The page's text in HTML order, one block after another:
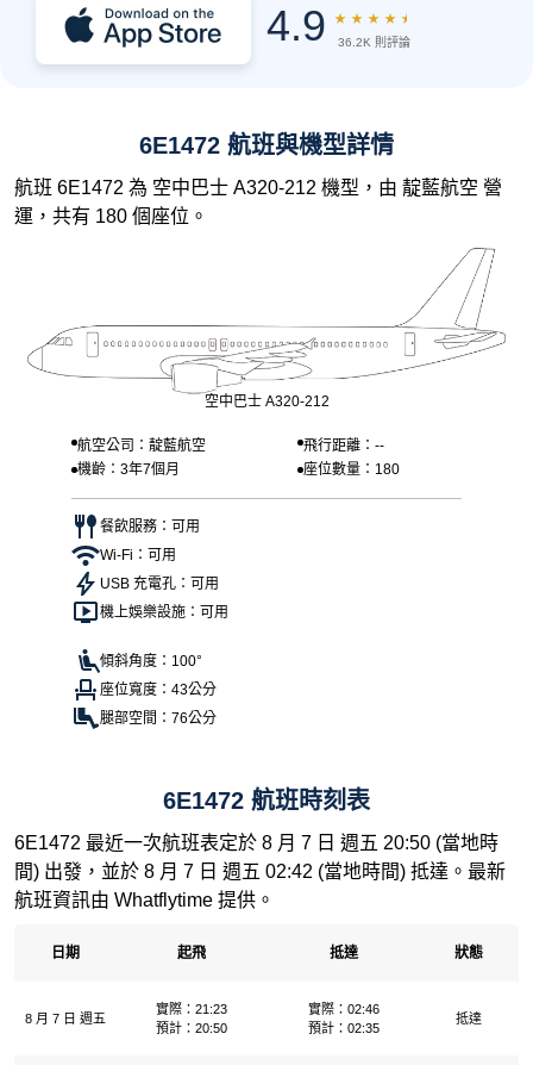
4.9 ★ ★ ★ ★ ★
36.2K 則評論
6E1472 航班與機型詳情
航班 6E1472 為 空中巴士 A320-212 機型，由 靛藍航空 營
運，共有 180 個座位。
空中巴士 A320-212
航空公司：靛藍航空
飛行距離：--
機齡：3年7個月
座位數量：180
餐飲服務：可用
Wi-Fi：可用
USB 充電孔：可用
機上娛樂設施：可用
傾斜角度：100°
座位寬度：43公分
腿部空間：76公分
6E1472 航班時刻表
6E1472 最近一次航班表定於 8 月 7 日 週五 20:50 (當地時
間) 出發，並於 8 月 7 日 週五 02:42 (當地時間) 抵達。最新
航班資訊由 Whatflytime 提供。
日期 起飛 抵達 狀態
8 月 7 日 週五
實際：21:23
預計：20:50
實際：02:46
預計：02:35
抵達